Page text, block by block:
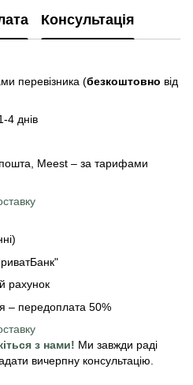
Консультація
перевізника (безкоштовно від
4 днів
Meest – за тарифами
рахунок
– передоплата 50%
з нами! Ми завжди раді
вичерпну консультацію.